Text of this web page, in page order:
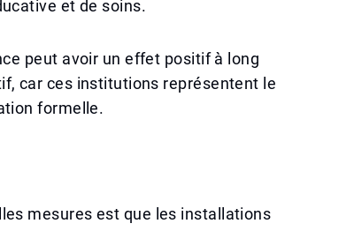
et de soins.
peut avoir un effet positif à long
car ces institutions représentent le
formelle.
mesures est que les installations